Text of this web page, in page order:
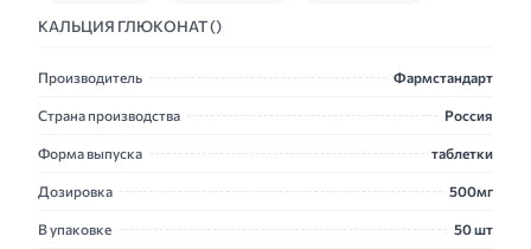
КАЛЬЦИЯ ГЛЮКОНАТ ()
Производитель Фармстандарт
Страна производства Россия
Форма выпуска таблетки
Дозировка 500мг
В упаковке 50 шт